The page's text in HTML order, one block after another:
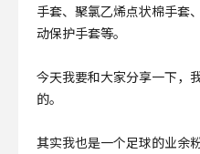
手套、聚氯乙烯点状棉手套
动保护手套等。
今天我要和大家分享一下，
的。
其实我也是一个足球的业余